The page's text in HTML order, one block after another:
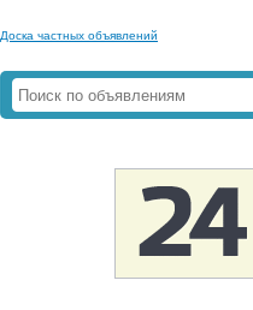
Доска частных объявлений